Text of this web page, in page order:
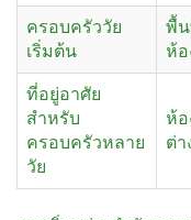
ครอบครัววัย
เริ่มต้น
พื้น
ห้
ที่อยู่อาศัย
สำหรับ
ครอบครัวหลาย
วัย
ห้อ
ต่า